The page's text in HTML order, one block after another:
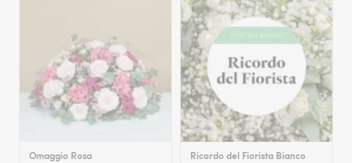
Omaggio Rosa Ricordo del Fiorista Bianco